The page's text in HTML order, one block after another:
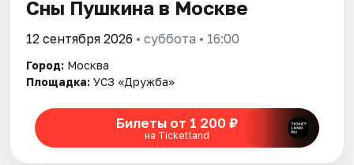
Сны Пушкина в Москве
12 сентября 2026 • суббота • 16:00
Город: Москва
Площадка: УСЗ «Дружба»
Билеты от 1 200 ₽
на Ticketland